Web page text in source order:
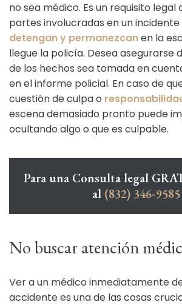
no sea médico. Es un requisito legal
partes involucradas en un
detengan y permanezcanen la
llegue la policía. Desea asegurarse
de los hechos sea tomada en
en el informe policial. En caso de
cuestión de culpa o
escena demasiado pronto puede
ocultando algo o que es culpable.
Para una Consulta legal
al (832) 346-9585
No buscar atención
Ver a un médico inmediatamente
accidente es una de las cosas